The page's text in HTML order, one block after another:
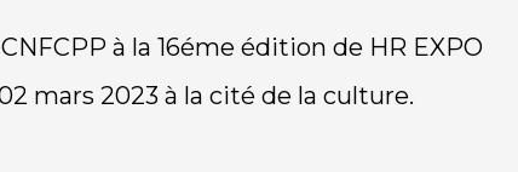
à la 16éme édition de HR EXPO
mars 2023 à la cité de la culture.